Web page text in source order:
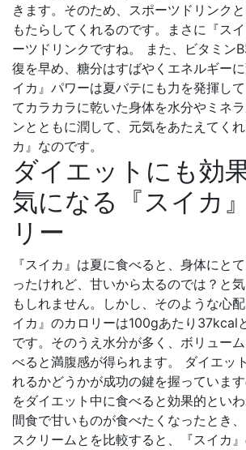
きます。そのため、スポーツドリンク
もたらしてくれるのです。まさに『ス
ーツドリンクですね。 また、ビタミン
復を早め、糖分はすばやくエネルギー
イカ』パワーは夏バテにも力を発揮し
てカラカラに乾いた身体を水分やミネ
ンとともに潤して、元気をあたえてく
カ』なのです。
ダイエットにも効
気になる『スイカ
リー
『スイカ』は夏に食べると、身体にと
ったけれど、甘いから太るのでは？と
もしれません。しかし、そのような心
イカ』のカロリーは100gあたり37kcal
です。そのうえ水分が多く、ボリュー
べると満腹感が得られます。 ダイエッ
れるかどうかが成功の鍵を握っています
をダイエット中に食べると効果的とい
間食で甘いものが食べたくなったとき
スクリームとを比較すると、『スイカ